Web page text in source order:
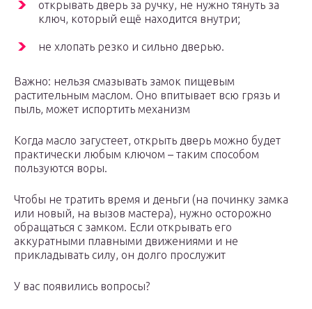
открывать дверь за ручку, не нужно тянуть за
ключ, который ещё находится внутри;
не хлопать резко и сильно дверью.
Важно: нельзя смазывать замок пищевым
растительным маслом. Оно впитывает всю грязь и
пыль, может испортить механизм
Когда масло загустеет, открыть дверь можно будет
практически любым ключом – таким способом
пользуются воры.
Чтобы не тратить время и деньги (на починку замка
или новый, на вызов мастера), нужно осторожно
обращаться с замком. Если открывать его
аккуратными плавными движениями и не
прикладывать силу, он долго прослужит
У вас появились вопросы?